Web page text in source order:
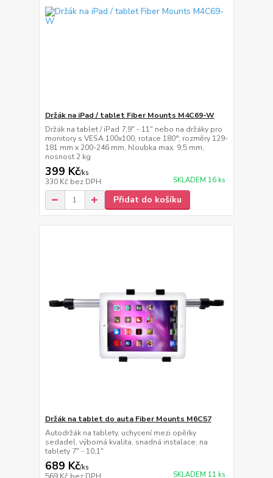
Držák na iPad / tablet Fiber Mounts M4C69-W
Držák na tablet / iPad 7,9" - 11" nebo na držáky pro
monitory s VESA 100x100, rotace 180°, rozměry 129-
181 mm x 200-246 mm, hloubka max. 9,5 mm,
nosnost 2 kg
399 Kč/ks
330 Kč bez DPH SKLADEM 16 ks
Přidat do košíku
Držák na tablet do auta Fiber Mounts M6C57
Autodržák na tablety, uchycení mezi opěrky
sedadel, výborná kvalita, snadná instalace, na
tablety 7" - 10,1"
689 Kč/ks
569 Kč bez DPH SKLADEM 11 ks